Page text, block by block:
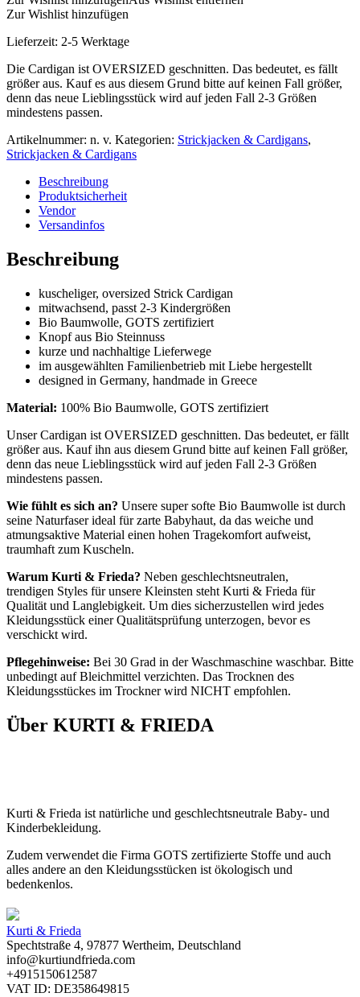
Zur Wishlist hinzufügen
Lieferzeit: 2-5 Werktage
Die Cardigan ist OVERSIZED geschnitten. Das bedeutet, es fällt
größer aus. Kauf es aus diesem Grund bitte auf keinen Fall größer,
denn das neue Lieblingsstück wird auf jeden Fall 2-3 Größen
mindestens passen.
Artikelnummer: n. v. Kategorien: Strickjacken & Cardigans,
Strickjacken & Cardigans
Beschreibung
Produktsicherheit
Vendor
Versandinfos
Beschreibung
kuscheliger, oversized Strick Cardigan
mitwachsend, passt 2-3 Kindergrößen
Bio Baumwolle, GOTS zertifiziert
Knopf aus Bio Steinnuss
kurze und nachhaltige Lieferwege
im ausgewählten Familienbetrieb mit Liebe hergestellt
designed in Germany, handmade in Greece
Material: 100% Bio Baumwolle, GOTS zertifiziert
Unser Cardigan ist OVERSIZED geschnitten. Das bedeutet, er fällt
größer aus. Kauf ihn aus diesem Grund bitte auf keinen Fall größer,
denn das neue Lieblingsstück wird auf jeden Fall 2-3 Größen
mindestens passen.
Wie fühlt es sich an? Unsere super softe Bio Baumwolle ist durch
seine Naturfaser ideal für zarte Babyhaut, da das weiche und
atmungsaktive Material einen hohen Tragekomfort aufweist,
traumhaft zum Kuscheln.
Warum Kurti & Frieda? Neben geschlechtsneutralen,
trendigen Styles für unsere Kleinsten steht Kurti & Frieda für
Qualität und Langlebigkeit. Um dies sicherzustellen wird jedes
Kleidungsstück einer Qualitätsprüfung unterzogen, bevor es
verschickt wird.
Pflegehinweise: Bei 30 Grad in der Waschmaschine waschbar. Bitte
unbedingt auf Bleichmittel verzichten. Das Trocknen des
Kleidungsstückes im Trockner wird NICHT empfohlen.
Über KURTI & FRIEDA
Kurti & Frieda ist natürliche und geschlechtsneutrale Baby- und
Kinderbekleidung.
Zudem verwendet die Firma GOTS zertifizierte Stoffe und auch
alles andere an den Kleidungsstücken ist ökologisch und
bedenkenlos.
Kurti & Frieda
Spechtstraße 4, 97877 Wertheim, Deutschland
info@kurtiundfrieda.com
+4915150612587
VAT ID: DE358649815